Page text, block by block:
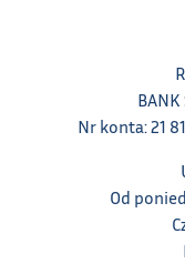
BANK
Nr konta: 21
Od